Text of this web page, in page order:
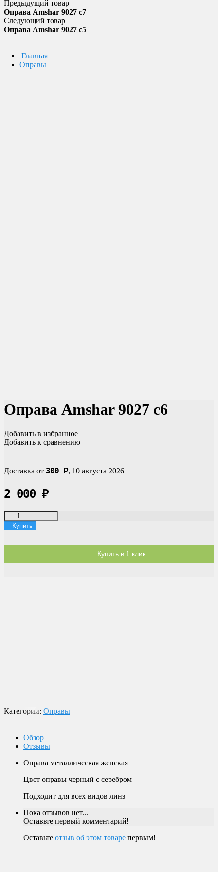
Предыдущий товар
Оправа Amshar 9027 c7
Следующий товар
Оправа Amshar 9027 c5
Главная
Оправы
Оправа Amshar 9027 c6
Добавить в избранное
Добавить к сравнению
Доставка от 300 Р, 10 августа 2026
2 000 ₽
Купить
Купить в 1 клик
Категории: Оправы
Обзор
Отзывы
Оправа металлическая женская
Цвет оправы черный с серебром
Подходит для всех видов линз
Пока отзывов нет...
Оставьте первый комментарий!
Оставьте отзыв об этом товаре первым!